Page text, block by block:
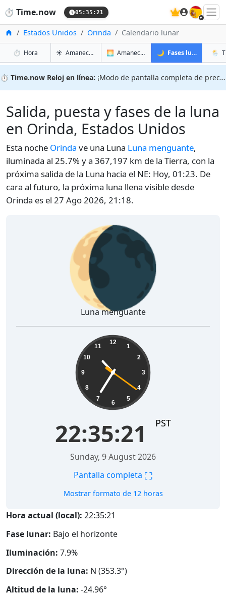
⏱️ Time.now 05:35:22 🇪🇸
InicioEstados Unidos Orinda Calendario lunar
⏱️ Horaen Orinda
☀️ Amanecer y atardecer en Orinda
🌅 Amanecer y atardecer mañana en
🌙 Fases lunares en
🌦️
⏱️ Time.now Reloj en línea: ¡Modo de pantalla completa de precisión!
Salida, puesta y fases de la luna
en Orinda, Estados Unidos
Esta noche Orinda ve una Luna Luna menguante,
iluminada al 25.7% y a 367,197 km de la Tierra, con la
próxima salida de la Luna hacia el NE: Hoy, 01:23. De
cara al futuro, la próxima luna llena visible desde
Orinda es el 27 Ago 2026, 21:18.
🌘
Luna menguante
12
1
2
3
4
5
6
7
8
9
10
11
22:35:22 PST
Sunday, 9 August 2026
Pantalla completa ⛶
Mostrar formato de 12 horas
Hora actual (local): 22:35:22
Fase lunar: Bajo el horizonte
Iluminación: 7.9%
Dirección de la luna: N (353.3°)
Altitud de la luna: -24.96°